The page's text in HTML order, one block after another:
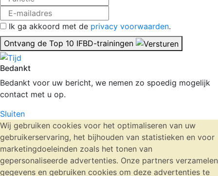
Ik ga akkoord met de privacy voorwaarden.
Ontvang de Top 10 IFBD-trainingen
Bedankt
Bedankt voor uw bericht, we nemen zo spoedig mogelijk
contact met u op.
Sluiten
Wij gebruiken cookies voor het optimaliseren van uw
gebruikerservaring, het bijhouden van statistieken en voor
marketingdoeleinden zoals het tonen van
gepersonaliseerde advertenties. Onze partners verzamelen
gegevens en gebruiken cookies om deze advertenties te